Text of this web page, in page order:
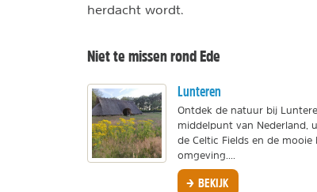
herdacht wordt.
Niet te missen rond Ede
Lunteren
Ontdek de natuur bij
middelpunt van Nederland,
de Celtic Fields en de mooie
omgeving....
BEKIJK